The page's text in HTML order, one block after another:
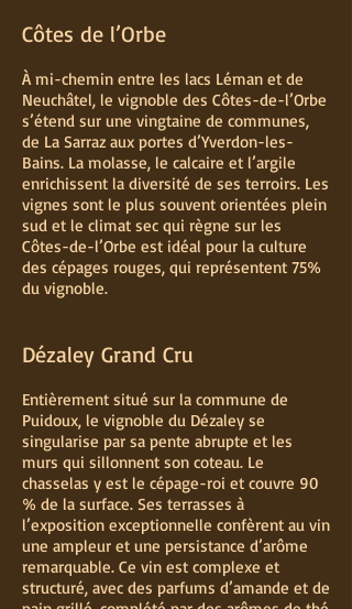
Côtes de l’Orbe
À mi-chemin entre les lacs Léman et de
Neuchâtel, le vignoble des Côtes-de-l’Orbe
s’étend sur une vingtaine de communes,
de La Sarraz aux portes d’Yverdon-les-
Bains. La molasse, le calcaire et l’argile
enrichissent la diversité de ses terroirs. Les
vignes sont le plus souvent orientées plein
sud et le climat sec qui règne sur les
Côtes-de-l’Orbe est idéal pour la culture
des cépages rouges, qui représentent 75 %
du vignoble.
Dézaley Grand Cru
Entièrement situé sur la commune de
Puidoux, le vignoble du Dézaley se
singularise par sa pente abrupte et les
murs qui sillonnent son coteau. Le
chasselas y est le cépage-roi et couvre 90
% de la surface. Ses terrasses à
l’exposition exceptionnelle confèrent au vin
une ampleur et une persistance d’arôme
remarquable. Ce vin est complexe et
structuré, avec des parfums d’amande et de